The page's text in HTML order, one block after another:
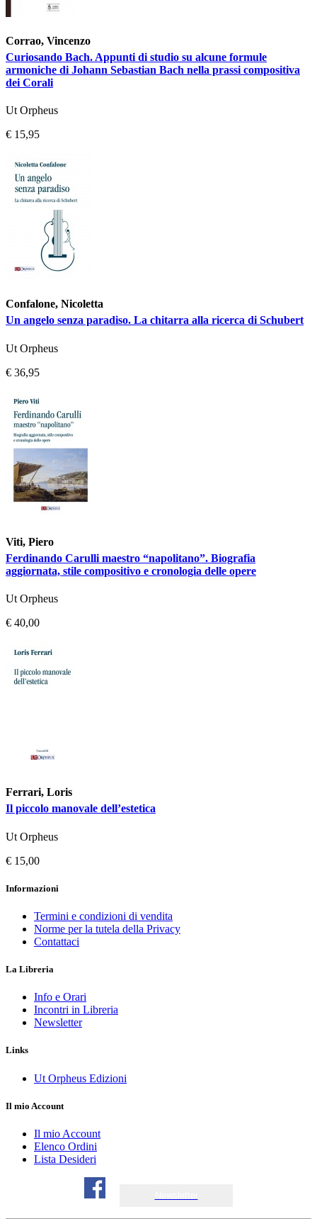
Corrao, Vincenzo
Curiosando Bach. Appunti di studio su alcune formule
armoniche di Johann Sebastian Bach nella prassi compositiva
dei Corali
Ut Orpheus
€ 15,95
Confalone, Nicoletta
Un angelo senza paradiso. La chitarra alla ricerca di Schubert
Ut Orpheus
€ 36,95
Viti, Piero
Ferdinando Carulli maestro “napolitano”. Biografia
aggiornata, stile compositivo e cronologia delle opere
Ut Orpheus
€ 40,00
Ferrari, Loris
Il piccolo manovale dell’estetica
Ut Orpheus
€ 15,00
Informazioni
Termini e condizioni di vendita
Norme per la tutela della Privacy
Contattaci
La Libreria
Info e Orari
Incontri in Libreria
Newsletter
Links
Ut Orpheus Edizioni
Il mio Account
Il mio Account
Elenco Ordini
Lista Desideri